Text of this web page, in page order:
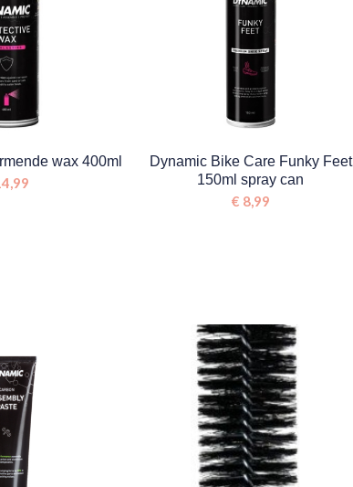
wax 400ml
Dynamic Bike Care Funky Feet
150ml spray can
€ 8,99